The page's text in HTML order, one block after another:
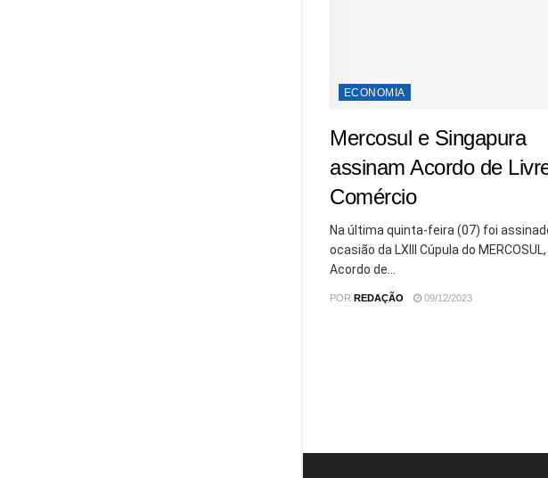
ECONOMIA
Mercosul e Singapura
assinam Acordo de
Comércio
Na última quinta-feira (07) foi
ocasião da LXIII Cúpula do MERCOSUL,
Acordo de...
POR REDAÇÃO 09/12/2023